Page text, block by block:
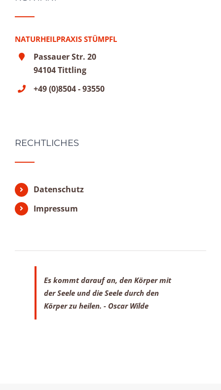
NATURHEILPRAXIS STÜMPFL
Passauer Str. 20
94104 Tittling
+49 (0)8504 - 93550
RECHTLICHES
Datenschutz
Impressum
Es kommt darauf an, den Körper mit
der Seele und die Seele durch den
Körper zu heilen. - Oscar Wilde